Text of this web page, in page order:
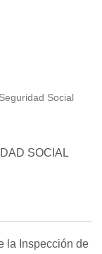
Social
SOCIAL
la Inspección de